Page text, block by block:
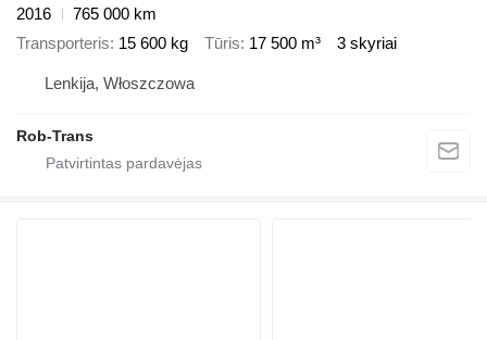
2016
765 000 km
Transporteris 15 600 kg Tūris 17 500 m³ 3 skyriai
Lenkija, Włoszczowa
Rob-Trans